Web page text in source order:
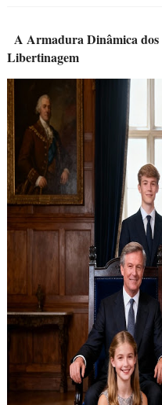
A Armadura Dinâmica dos
Libertinagem